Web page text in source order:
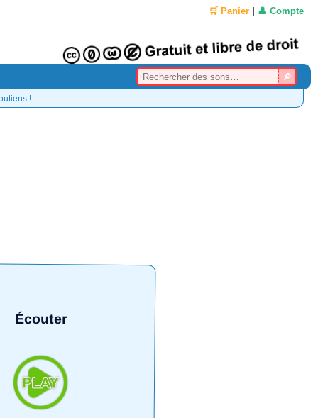
🛒 Panier 👤 Compte
!
Écouter